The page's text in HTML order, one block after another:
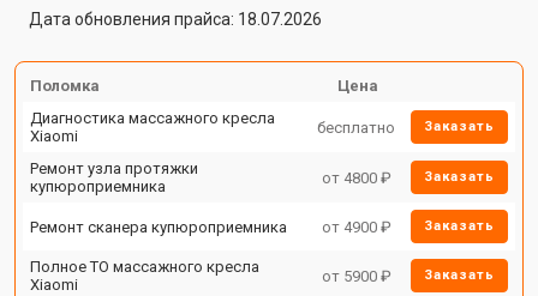
Дата обновления прайса: 18.07.2026
Поломка
Цена
Диагностика массажного кресла
Xiaomi
бесплатно Заказать
Ремонт узла протяжки
купюроприемника
от 4800 ₽ Заказать
Ремонт сканера купюроприемника от 4900 ₽ Заказать
Полное ТО массажного кресла
Xiaomi
от 5900 ₽ Заказать